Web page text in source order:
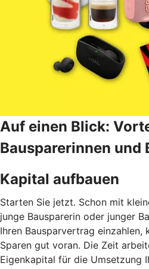
Auf einen Blick:
Bausparerinnen und
Kapital aufbauen
Starten Sie jetzt. Schon mit
junge Bausparerin oder junger
Ihren Bausparvertrag einzahlen,
Sparen gut voran. Die Zeit
Eigenkapital für die Umsetzung